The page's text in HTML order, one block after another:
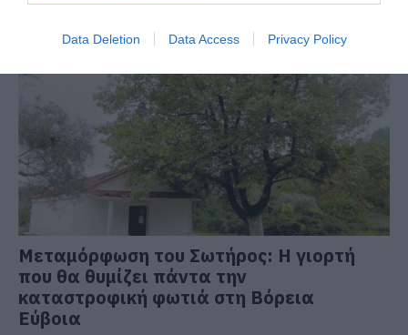
Data Deletion Data Access Privacy Policy
Μεταμόρφωση του Σωτήρος: Η γιορτή
που θα θυμίζει πάντα την
καταστροφική φωτιά στη Βόρεια
Εύβοια